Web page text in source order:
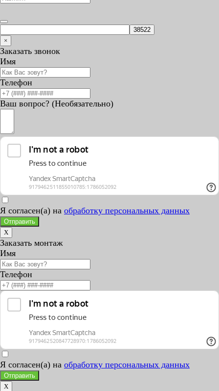
×
Заказать звонок
Имя
Телефон
Ваш вопрос? (Необязательно)
Я согласен(а) на обработку персональных данных
Отправить
X
Заказать монтаж
Имя
Телефон
Я согласен(а) на обработку персональных данных
Отправить
X